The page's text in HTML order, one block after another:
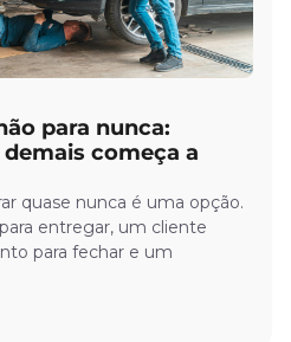
para nunca:
começa a
quase nunca é uma opção.
entregar, um cliente
para fechar e um